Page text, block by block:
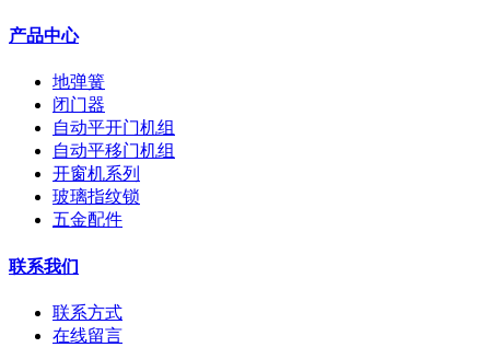
产品中心
地弹簧
闭门器
自动平开门机组
自动平移门机组
开窗机系列
玻璃指纹锁
五金配件
联系我们
联系方式
在线留言